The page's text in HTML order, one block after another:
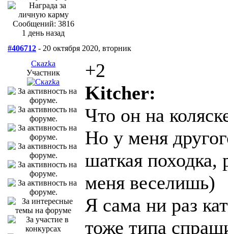
Сообщений: 3816
1 день назад
#406712 - 20 октября 2020, вторник
Скаzka
Участник
+2
Kitcher:
Что он на
Но у меня
шаткая походка,
меня веселишь)
Я сама ни раз
тоже типа